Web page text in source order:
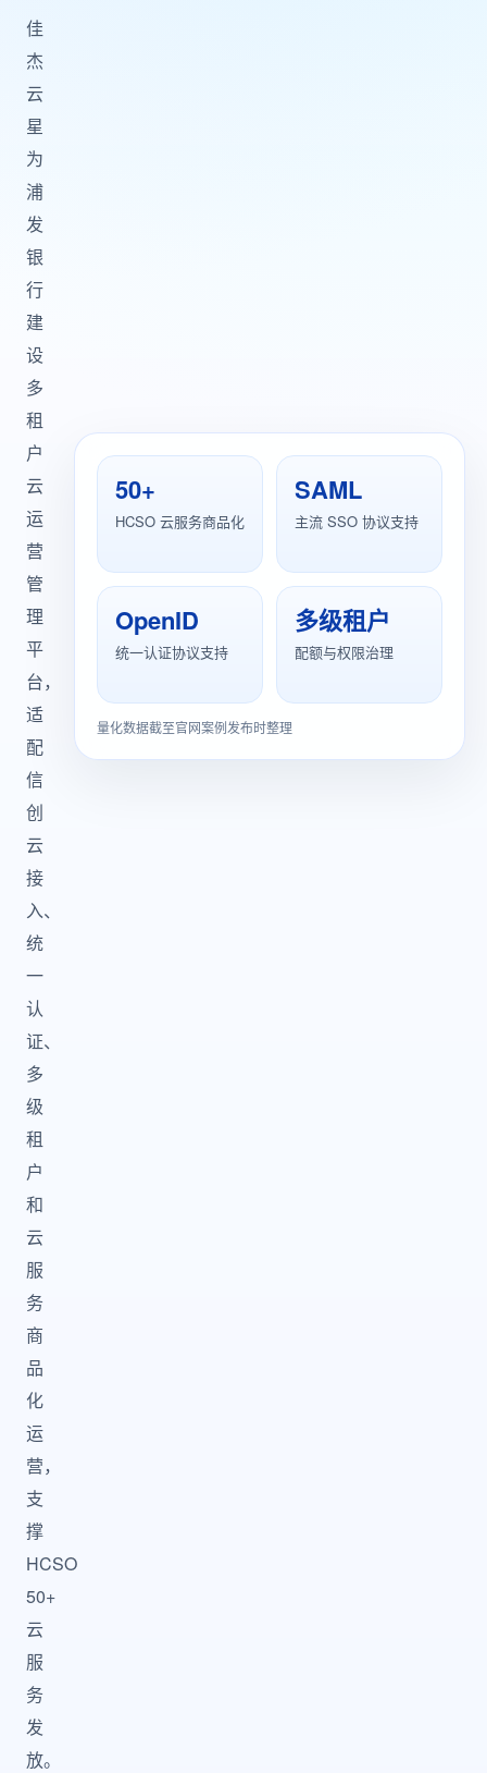
佳
杰
云
星
为
浦
发
银
行
建
设
多
租
户
云
运
营
管
理
平
台，
适
配
信
创
云
接
入、
统
一
认
证、
多
级
租
户
和
云
服
务
商
品
化
运
营，
支
撑
HCSO
50+
云
服
务
发
放。
50+
HCSO 云服务商品化
SAML
主流 SSO 协议支持
OpenID
统一认证协议支持
多级租户
配额与权限治理
量化数据截至官网案例发布时整理